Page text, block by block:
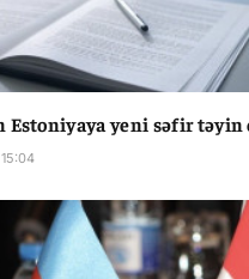
Estoniyaya yeni səfir təyin